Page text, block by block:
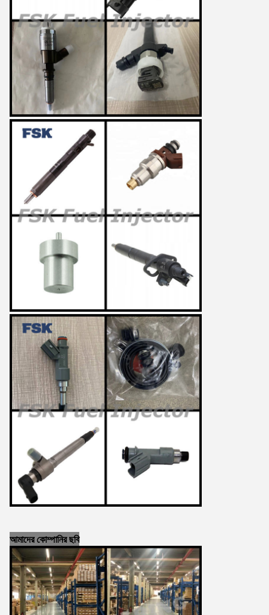
আমাদের কোম্পানির ছবি